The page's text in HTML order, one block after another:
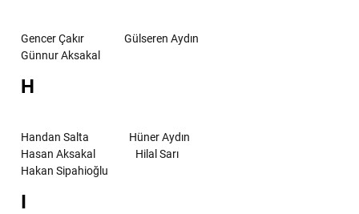
Gencer Çakır
Gülseren Aydın
Günnur Aksakal
H
Handan Salta
Hüner Aydın
Hasan Aksakal
Hilal Sarı
Hakan Sipahioğlu
I